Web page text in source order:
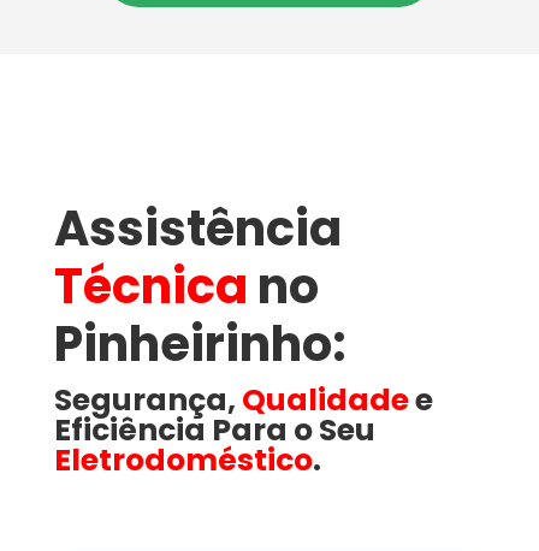
Assistência
Técnica no
Pinheirinho​:
Segurança, Qualidadee
Eficiência Para o Seu
Eletrodoméstico.